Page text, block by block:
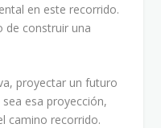
en este recorrido.
de construir una
proyectar un futuro
esa proyección,
camino recorrido.